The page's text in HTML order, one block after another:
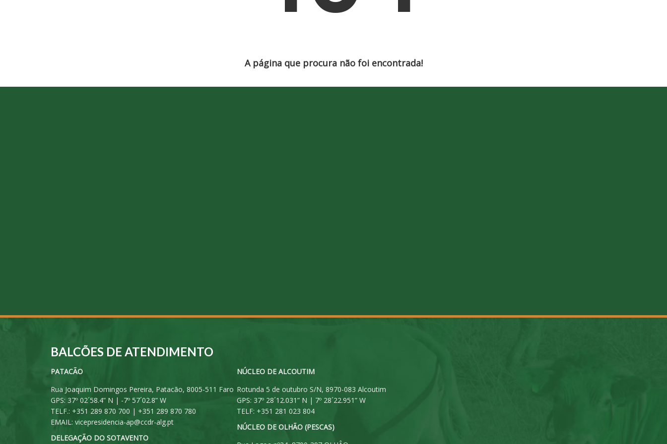
A página que procura não foi encontrada!
BALCÕES DE ATENDIMENTO
PATACÃO
Rua Joaquim Domingos Pereira, Patacão, 8005-511 Faro
GPS: 37º 02´58.4” N | -7º 57´02.8” W
TELF.: +351 289 870 700 | +351 289 870 780
EMAIL: vicepresidencia-ap@ccdr-alg.pt
DELEGAÇÃO DO SOTAVENTO
NÚCLEO DE ALCOUTIM
Rotunda 5 de outubro S/N, 8970-083 Alcoutim
GPS: 37º 28´12.031” N | 7º 28´22.951” W
TELF: +351 281 023 804
NÚCLEO DE OLHÃO (PESCAS)